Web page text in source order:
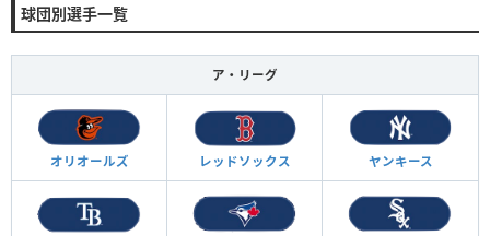
球団別選手一覧
ア・リーグ
オリオールズ レッドソックス ヤンキース